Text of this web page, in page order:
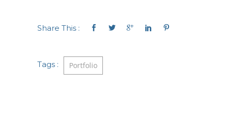
Share This :
Tags : Portfolio